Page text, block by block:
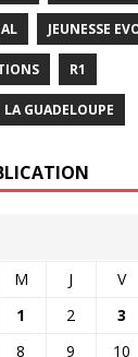
JEUNESSE
R1
GUADELOUPE
M J V
1
2 3
8 9 10